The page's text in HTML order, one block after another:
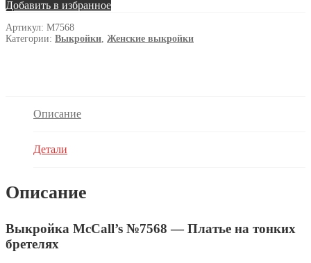
Добавить в избранное
Артикул: M7568
Категории: Выкройки Женские выкройки
Описание
Детали
Описание
Выкройка McCall’s №7568 — Платье на тонких
бретелях